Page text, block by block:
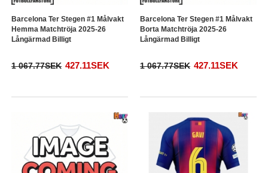
Barcelona Ter Stegen #1 Målvakt
Hemma Matchtröja 2025-26
Långärmad Billigt
1 067.77SEK 427.11SEK
Barcelona Ter Stegen #1 Målvakt
Borta Matchtröja 2025-26
Långärmad Billigt
1 067.77SEK 427.11SEK